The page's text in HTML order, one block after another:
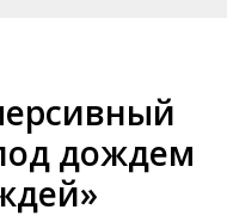
дождем